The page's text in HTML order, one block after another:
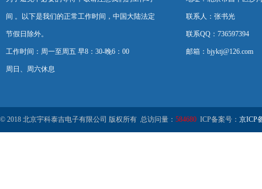
间 。以下是我们的正常工作时间，中国大陆法定
节假日除外。
工作时间：周一至周五 早8：30-晚6：00
周日、周六休息
联系人：张书光
联系QQ：736597394
邮箱：bjyktj@126.com
© 2018 北京宇科泰吉电子有限公司 版权所有 总访问量： 584680 ICP备案号： 京ICP